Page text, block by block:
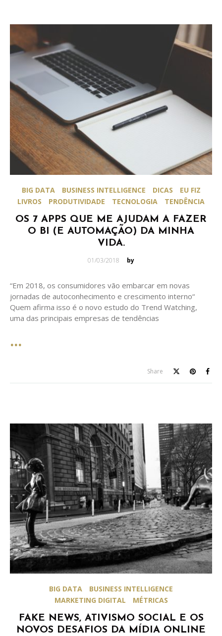
BIG DATA BUSINESS INTELLIGENCE DICAS
EU FIZ
LIVROS
PRODUTIVIDADE TECNOLOGIA TENDÊNCIA
OS 7 APPS QUE ME AJUDAM A FAZER
O BI (E AUTOMAÇÃO) DA MINHA
VIDA.
Posted
01/03/2018 by
“Em 2018, os consumidores vão embarcar em novas
jornadas de autoconhecimento e crescimento interno“
Quem afirma isso é o novo estudo do Trend Watching,
uma das principais empresas de tendências
Share
BIG DATA
BUSINESS INTELLIGENCE
MARKETING DIGITAL
MÉTRICAS
FAKE NEWS, ATIVISMO SOCIAL E OS
NOVOS DESAFIOS DA MÍDIA ONLINE